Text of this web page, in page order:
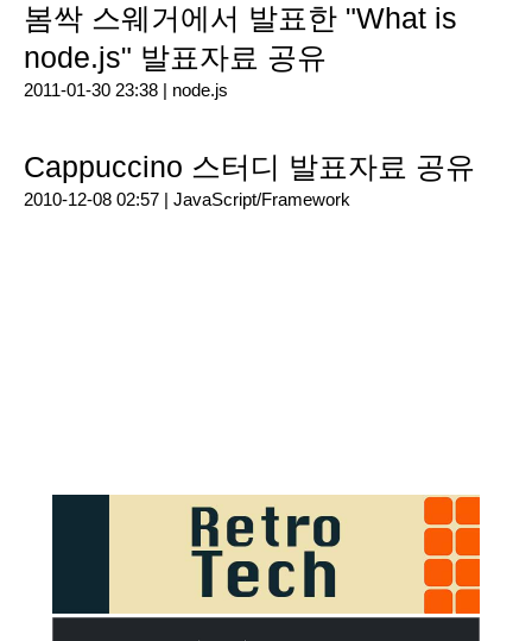
봄싹 스웨거에서 발표한 "What is
node.js" 발표자료 공유
2011-01-30 23:38 | node.js
Cappuccino 스터디 발표자료 공유
2010-12-08 02:57 | JavaScript/Framework